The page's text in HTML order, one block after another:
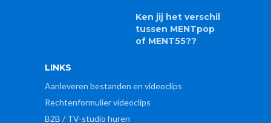
Ken jij het verschil
tussen MENTpop
of MENT55??
LINKS
Aanleveren bestanden en videoclips
Rechtenformulier videoclips
B2B / TV-studio huren